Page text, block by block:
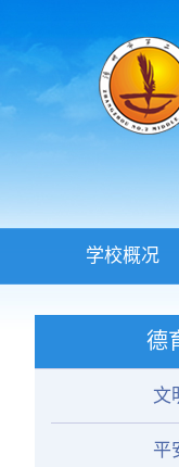
学校概况
德
文
平